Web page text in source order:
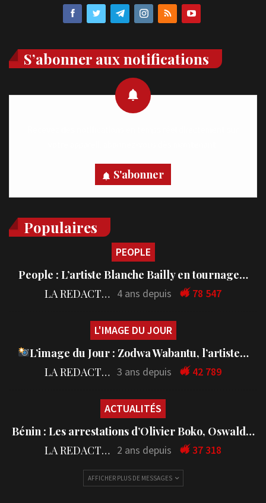
S’abonner aux notifications
S'abonner
Populaires
PEOPLE
People : L’artiste Blanche Bailly en tournage…
LA REDACTION 4 ans depuis 78 547
L'IMAGE DU JOUR
L’image du Jour : Zodwa Wabantu, l’artiste…
LA REDACTION 3 ans depuis 42 789
ACTUALITÉS
Bénin : Les arrestations d’Olivier Boko, Oswald…
LA REDACTION 2 ans depuis 37 318
AFFICHER PLUS DE MESSAGES